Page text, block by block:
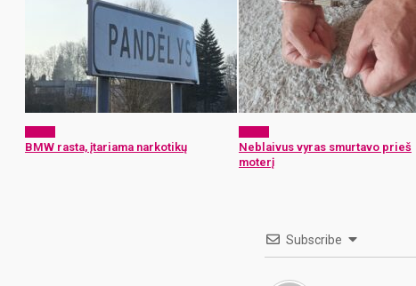
BMW rasta, įtariama narkotikų
Neblaivus vyras smurtavo prieš
moterį
Subscribe